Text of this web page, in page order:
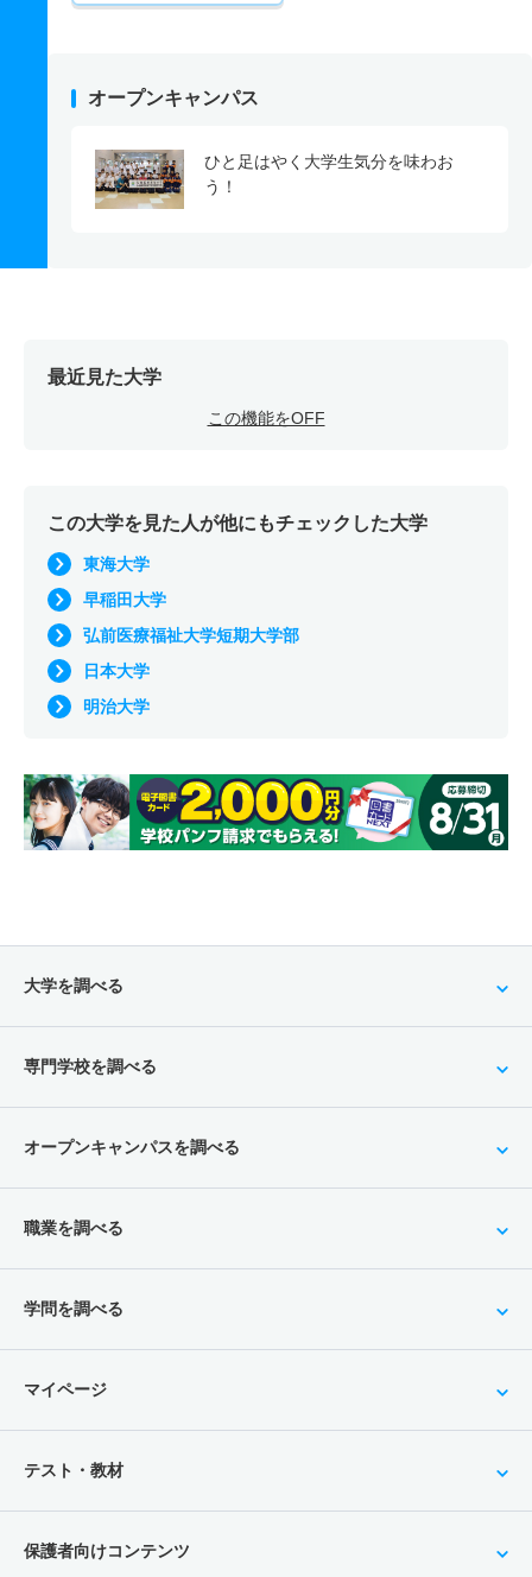
オープンキャンパス
ひと足はやく大学生気分を味わお
う！
最近見た大学
この機能をOFF
この大学を見た人が他にもチェックした大学
東海大学
早稲田大学
弘前医療福祉大学短期大学部
日本大学
明治大学
大学を調べる
専門学校を調べる
オープンキャンパスを調べる
職業を調べる
学問を調べる
マイページ
テスト・教材
保護者向けコンテンツ